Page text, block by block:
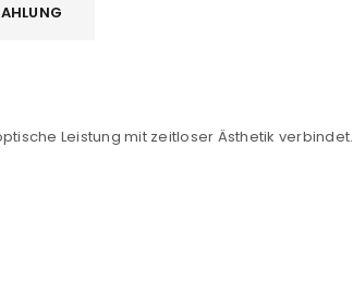
Leistung mit zeitloser Ästhetik verbindet.